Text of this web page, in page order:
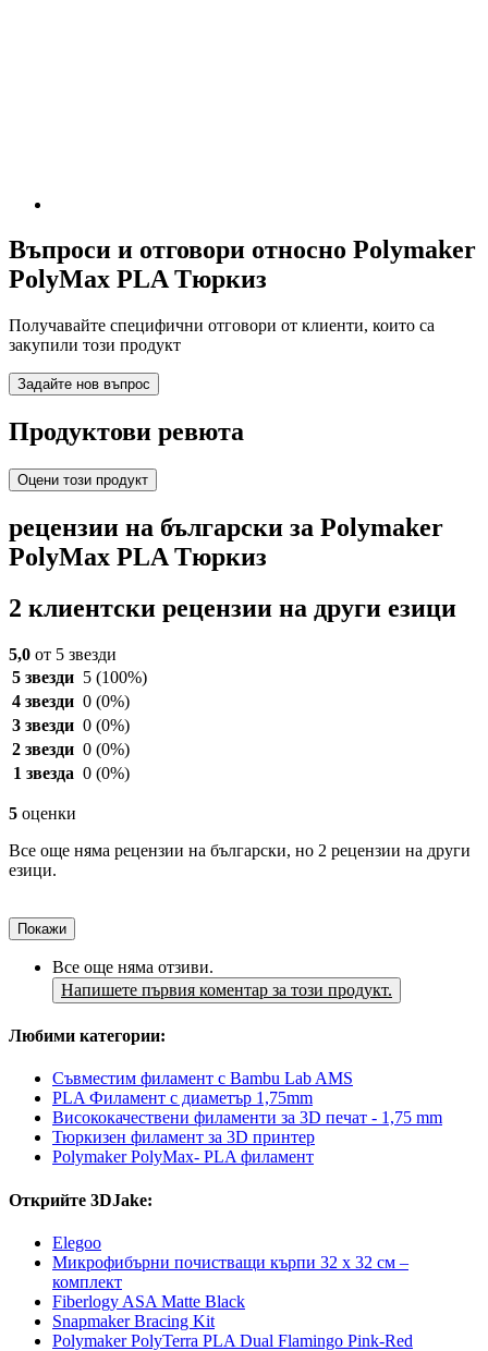
Въпроси и отговори относно Polymaker
PolyMax PLA Tюркиз
Получавайте специфични отговори от клиенти, които са
закупили този продукт
Задайте нов въпрос
Продуктови ревюта
Оцени този продукт
рецензии на български за Polymaker
PolyMax PLA Tюркиз
2 клиентски рецензии на други езици
5,0 от 5 звезди
5 звезди 5 (100%)
4 звезди 0 (0%)
3 звезди 0 (0%)
2 звезди 0 (0%)
1 звезда 0 (0%)
5 оценки
Все още няма рецензии на български, но 2 рецензии на други
езици.
Покажи
Все още няма отзиви.
Напишете първия коментар за този продукт.
Любими категории:
Съвместим филамент с Bambu Lab AMS
PLA Филамент с диаметър 1,75mm
Висококачествени филаменти за 3D печат - 1,75 mm
Тюркизен филамент за 3D принтер
Polymaker PolyMax- PLA филамент
Открийте 3DJake:
Elegoo
Микрофибърни почистващи кърпи 32 x 32 см –
комплект
Fiberlogy ASA Matte Black
Snapmaker Bracing Kit
Polymaker PolyTerra PLA Dual Flamingo Pink-Red